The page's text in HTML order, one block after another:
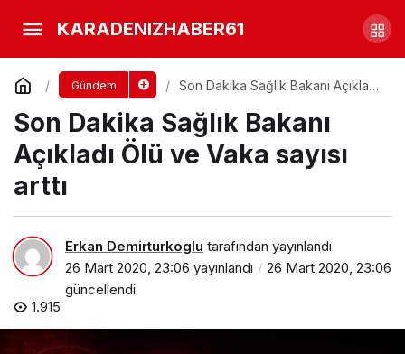
KARADENIZHABER61
Gündem
Son Dakika Sağlık Bakanı Açıkladı
Son Dakika Sağlık Bakanı
Açıkladı Ölü ve Vaka sayısı
arttı
Erkan Demirturkoglu tarafından yayınlandı
26 Mart 2020, 23:06 yayınlandı
26 Mart 2020, 23:06
güncellendi
1.915
Koranavirus’ten Ölenler Nasıl
Defnediliyor?
Yorum Yap